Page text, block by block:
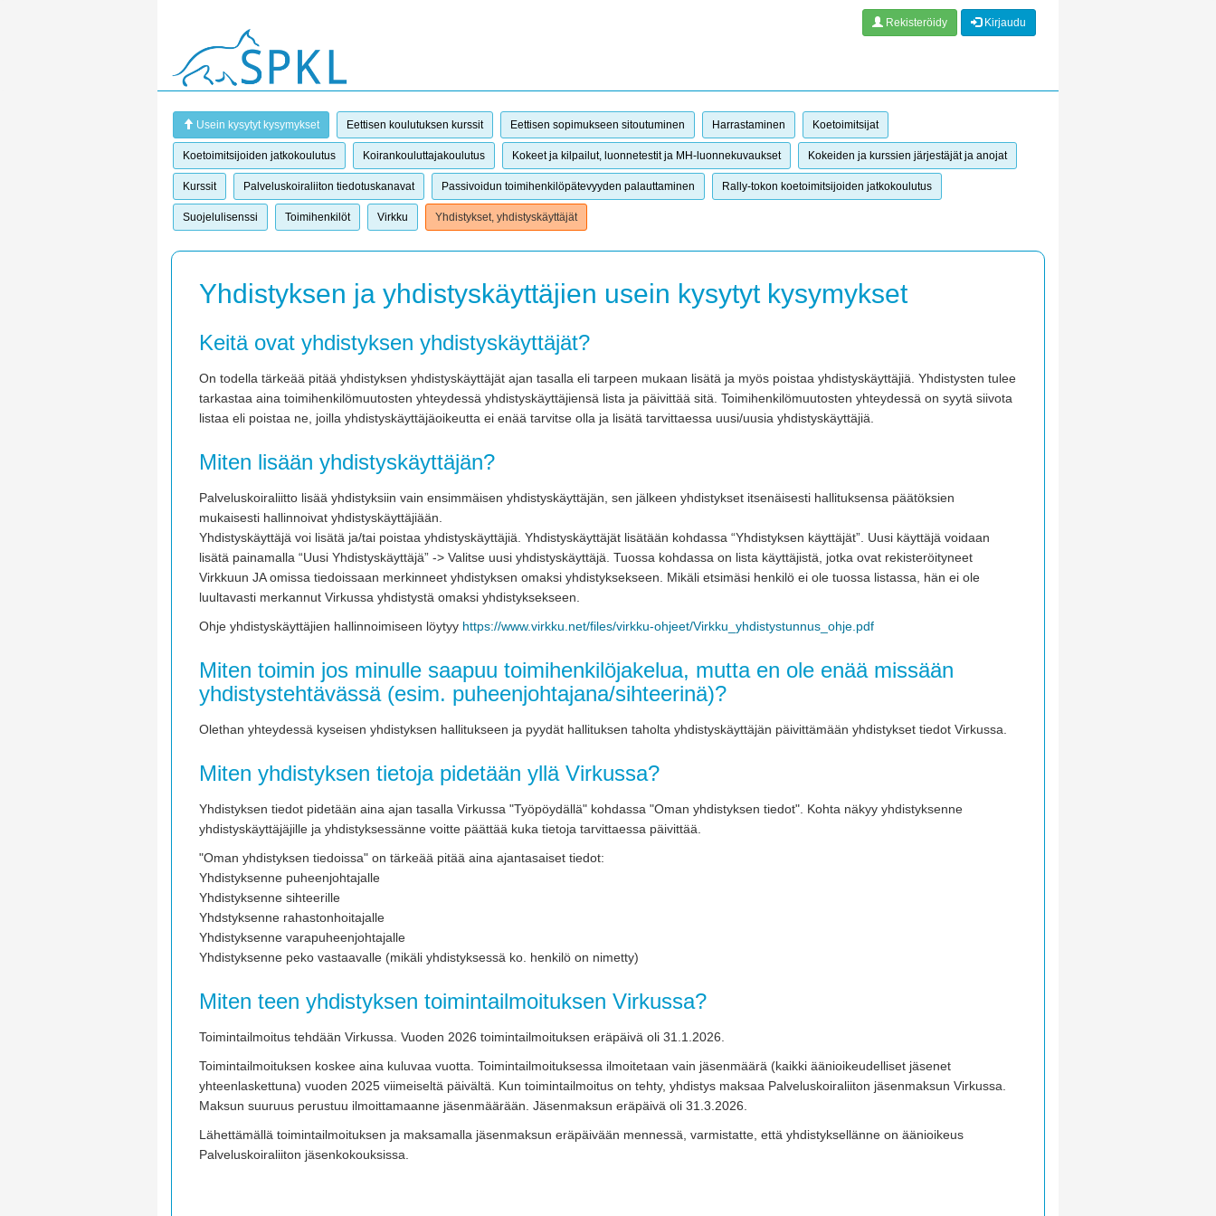
Rekisteröidy Kirjaudu
Usein kysytyt kysymykset Eettisen koulutuksen kurssit Eettisen sopimukseen sitoutuminen Harrastaminen Koetoimitsijat
Koetoimitsijoiden jatkokoulutus Koirankouluttajakoulutus Kokeet ja kilpailut, luonnetestit ja MH-luonnekuvaukset Kokeiden ja kurssien järjestäjät ja anojat
Kurssit Palveluskoiraliiton tiedotuskanavat Passivoidun toimihenkilöpätevyyden palauttaminen Rally-tokon koetoimitsijoiden jatkokoulutus
Suojelulisenssi Toimihenkilöt Virkku Yhdistykset, yhdistyskäyttäjät
Yhdistyksen ja yhdistyskäyttäjien usein kysytyt kysymykset
Keitä ovat yhdistyksen yhdistyskäyttäjät?
On todella tärkeää pitää yhdistyksen yhdistyskäyttäjät ajan tasalla eli tarpeen mukaan lisätä ja myös poistaa yhdistyskäyttäjiä. Yhdistysten tulee
tarkastaa aina toimihenkilömuutosten yhteydessä yhdistyskäyttäjiensä lista ja päivittää sitä. Toimihenkilömuutosten yhteydessä on syytä siivota
listaa eli poistaa ne, joilla yhdistyskäyttäjäoikeutta ei enää tarvitse olla ja lisätä tarvittaessa uusi/uusia yhdistyskäyttäjiä.
Miten lisään yhdistyskäyttäjän?
Palveluskoiraliitto lisää yhdistyksiin vain ensimmäisen yhdistyskäyttäjän, sen jälkeen yhdistykset itsenäisesti hallituksensa päätöksien
mukaisesti hallinnoivat yhdistyskäyttäjiään.
Yhdistyskäyttäjä voi lisätä ja/tai poistaa yhdistyskäyttäjiä. Yhdistyskäyttäjät lisätään kohdassa “Yhdistyksen käyttäjät”. Uusi käyttäjä voidaan
lisätä painamalla “Uusi Yhdistyskäyttäjä” -> Valitse uusi yhdistyskäyttäjä. Tuossa kohdassa on lista käyttäjistä, jotka ovat rekisteröityneet
Virkkuun JA omissa tiedoissaan merkinneet yhdistyksen omaksi yhdistyksekseen. Mikäli etsimäsi henkilö ei ole tuossa listassa, hän ei ole
luultavasti merkannut Virkussa yhdistystä omaksi yhdistyksekseen.
Ohje yhdistyskäyttäjien hallinnoimiseen löytyy https://www.virkku.net/files/virkku-ohjeet/Virkku_yhdistystunnus_ohje.pdf
Miten toimin jos minulle saapuu toimihenkilöjakelua, mutta en ole enää missään
yhdistystehtävässä (esim. puheenjohtajana/sihteerinä)?
Olethan yhteydessä kyseisen yhdistyksen hallitukseen ja pyydät hallituksen taholta yhdistyskäyttäjän päivittämään yhdistykset tiedot Virkussa.
Miten yhdistyksen tietoja pidetään yllä Virkussa?
Yhdistyksen tiedot pidetään aina ajan tasalla Virkussa "Työpöydällä" kohdassa "Oman yhdistyksen tiedot". Kohta näkyy yhdistyksenne
yhdistyskäyttäjäjille ja yhdistyksessänne voitte päättää kuka tietoja tarvittaessa päivittää.
"Oman yhdistyksen tiedoissa" on tärkeää pitää aina ajantasaiset tiedot:
Yhdistyksenne puheenjohtajalle
Yhdistyksenne sihteerille
Yhdstyksenne rahastonhoitajalle
Yhdistyksenne varapuheenjohtajalle
Yhdistyksenne peko vastaavalle (mikäli yhdistyksessä ko. henkilö on nimetty)
Miten teen yhdistyksen toimintailmoituksen Virkussa?
Toimintailmoitus tehdään Virkussa. Vuoden 2026 toimintailmoituksen eräpäivä oli 31.1.2026.
Toimintailmoituksen koskee aina kuluvaa vuotta. Toimintailmoituksessa ilmoitetaan vain jäsenmäärä (kaikki äänioikeudelliset jäsenet
yhteenlaskettuna) vuoden 2025 viimeiseltä päivältä. Kun toimintailmoitus on tehty, yhdistys maksaa Palveluskoiraliiton jäsenmaksun Virkussa.
Maksun suuruus perustuu ilmoittamaanne jäsenmäärään. Jäsenmaksun eräpäivä oli 31.3.2026.
Lähettämällä toimintailmoituksen ja maksamalla jäsenmaksun eräpäivään mennessä, varmistatte, että yhdistyksellänne on äänioikeus
Palveluskoiraliiton jäsenkokouksissa.